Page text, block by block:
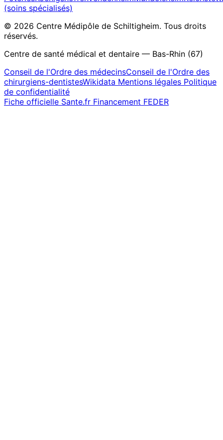
(soins spécialisés)
© 2026 Centre Médipôle de Schiltigheim. Tous droits
réservés.
Centre de santé médical et dentaire — Bas-Rhin (67)
Conseil de l'Ordre des médecinsConseil de l'Ordre des
chirurgiens-dentistesWikidata Mentions légales Politique
de confidentialité
Fiche officielle Sante.fr Financement FEDER